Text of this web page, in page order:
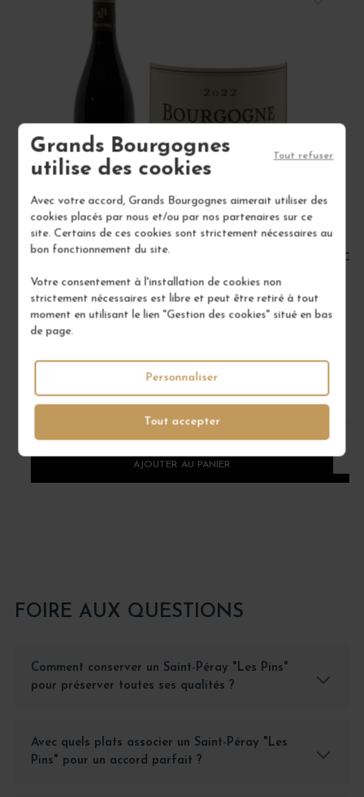
Grands Bourgognes
utilise des cookies
Avec votre accord, Grands Bourgognes aimerait utiliser des
cookies placés par nous et/ou par nos partenaires sur ce
site. Certains de ces cookies sont strictement nécessaires au
bon fonctionnement du site.
Votre consentement à l'installation de cookies non
strictement nécessaires est libre et peut être retiré à tout
moment en utilisant le lien "Gestion des cookies" situé en bas
de page.
Tout accepter
Tout refuser
Personnaliser
Bourgogne
Vin Rouge
DOMAINE RENÉ BOUVIER
22,00 €
/ 75 cl : Bouteille
AJOUTER AU PANIER
FOIRE AUX QUESTIONS
Comment conserver un Saint-Péray "Les Pins"
pour préserver toutes ses qualités ?
Avec quels plats associer un Saint-Péray "Les
Pins" pour un accord parfait ?